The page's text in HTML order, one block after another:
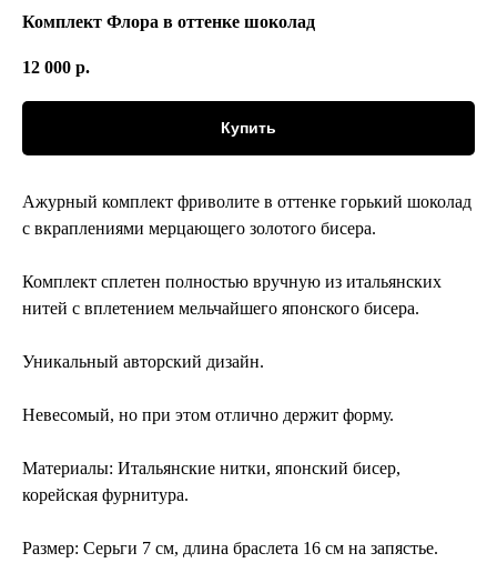
Комплект Флора в оттенке шоколад
12 000 р.
Купить
Ажурный комплект фриволите в оттенке горький шоколад
с вкраплениями мерцающего золотого бисера.
Комплект сплетен полностью вручную из итальянских
нитей с вплетением мельчайшего японского бисера.
Уникальный авторский дизайн.
Невесомый, но при этом отлично держит форму.
Материалы: Итальянские нитки, японский бисер,
корейская фурнитура.
Размер: Серьги 7 см, длина браслета 16 см на запястье.